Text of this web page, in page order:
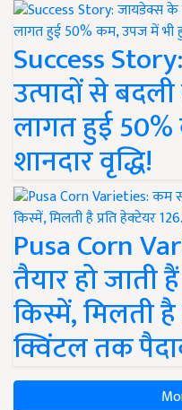
Success
उत्पादों से
लागत हुई
शानदार वृद्धि!
Pusa Corn
तैयार हो जाती
किस्में, मिलती है
क्विंटल तक